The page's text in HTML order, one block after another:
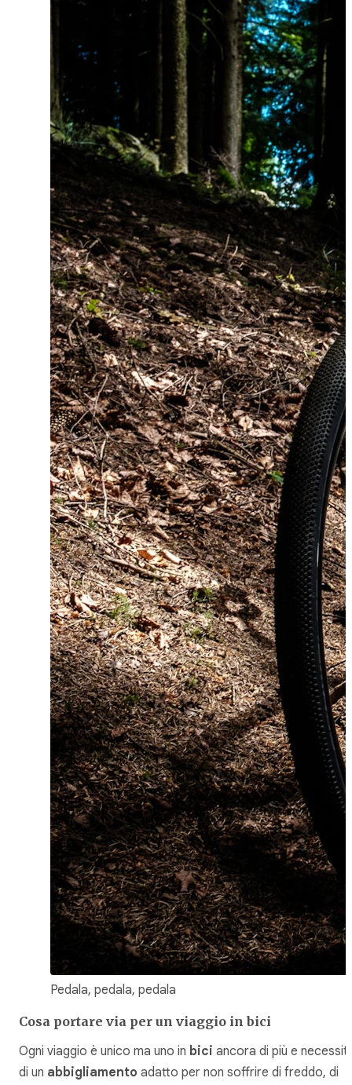
Pedala, pedala, pedala
Cosa portare via per un viaggio in bici
Ogni viaggio è unico ma uno in bici ancora di più e
di un abbigliamento adatto per non soffrire di freddo, di